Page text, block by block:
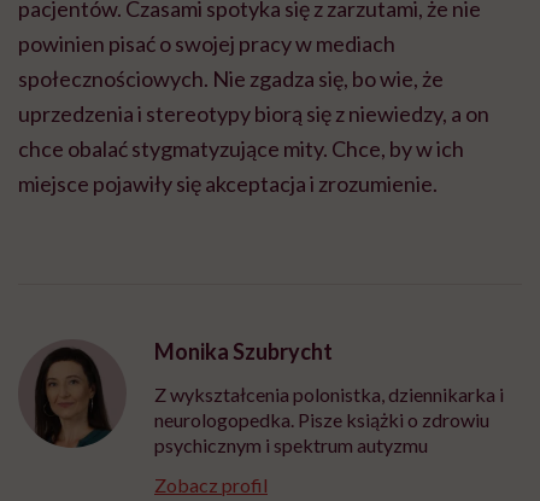
pacjentów. Czasami spotyka się z zarzutami, że nie
powinien pisać o swojej pracy w mediach
społecznościowych. Nie zgadza się, bo wie, że
uprzedzenia i stereotypy biorą się z niewiedzy, a on
chce obalać stygmatyzujące mity. Chce, by w ich
miejsce pojawiły się akceptacja i zrozumienie.
Monika Szubrycht
Z wykształcenia polonistka, dziennikarka i
neurologopedka. Pisze książki o zdrowiu
psychicznym i spektrum autyzmu
Zobacz profil